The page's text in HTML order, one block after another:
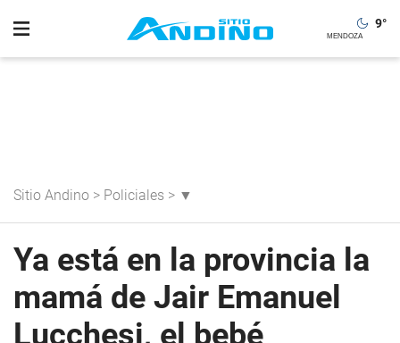
9°
Sitio Andino > Policiales > ▼
Ya está en la provincia la
mamá de Jair Emanuel
Lucchesi, el bebé